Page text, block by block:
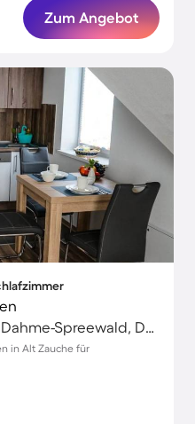
Zum Angebot
Alt Zauche-Wußwerk, Dahme-Spreewald, Deutschland
in Alt Zauche für